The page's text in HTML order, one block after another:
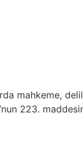
mahkeme,
223.